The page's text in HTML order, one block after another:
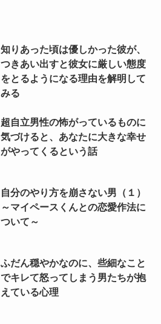
知りあった頃は優しかった彼が、
つきあい出すと彼女に厳しい態度
をとるようになる理由を解明して
みる
超自立男性の怖がっているものに
気づけると、あなたに大きな幸せ
がやってくるという話
自分のやり方を崩さない男（１）
～マイペースくんとの恋愛作法に
ついて～
ふだん穏やかなのに、些細なこと
でキレて怒ってしまう男たちが抱
えている心理